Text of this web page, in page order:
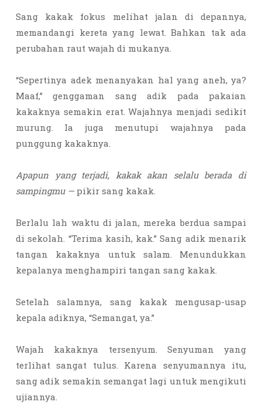
Sang kakak fokus melihat jalan di depannya,
memandangi kereta yang lewat. Bahkan tak ada
perubahan raut wajah di mukanya.
“Sepertinya adek menanyakan hal yang aneh, ya?
Maaf,” genggaman sang adik pada pakaian
kakaknya semakin erat. Wajahnya menjadi sedikit
murung. Ia juga menutupi wajahnya pada
punggung kakaknya.
Apapun yang terjadi, kakak akan selalu berada di
sampingmu —pikir sang kakak.
Berlalu lah waktu di jalan, mereka berdua sampai
di sekolah. “Terima kasih, kak.” Sang adik menarik
tangan kakaknya untuk salam. Menundukkan
kepalanya menghampiri tangan sang kakak.
Setelah salamnya, sang kakak mengusap-usap
kepala adiknya, “Semangat, ya.”
Wajah kakaknya tersenyum. Senyuman yang
terlihat sangat tulus. Karena senyumannya itu,
sang adik semakin semangat lagi untuk mengikuti
ujiannya.